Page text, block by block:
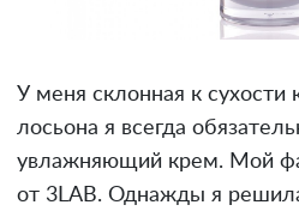
У меня склонная к сухости
лосьона я всегда
увлажняющий крем. Мой
от 3LAB. Однажды я